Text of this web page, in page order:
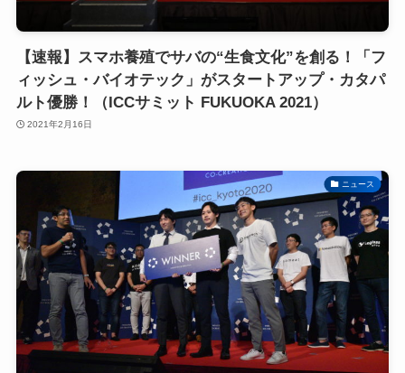
【速報】スマホ養殖でサバの“生食文化”を創る！「フ
ィッシュ・バイオテック」がスタートアップ・カタパ
ルト優勝！（ICCサミット FUKUOKA 2021）
2021年2月16日
ニュース